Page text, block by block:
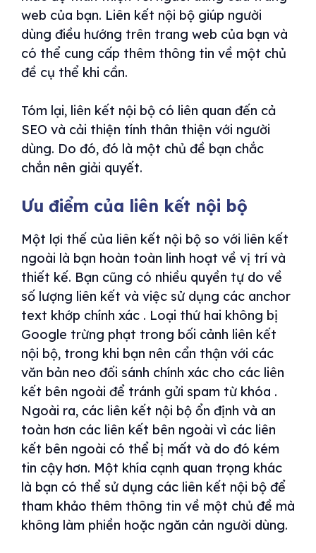
web của bạn. Liên kết nội bộ giúp người
dùng điều hướng trên trang web của bạn và
có thể cung cấp thêm thông tin về một chủ
đề cụ thể khi cần.
Tóm lại, liên kết nội bộ có liên quan đến cả
SEO và cải thiện tính thân thiện với người
dùng. Do đó, đó là một chủ đề bạn chắc
chắn nên giải quyết.
Ưu điểm của liên kết nội bộ
Một lợi thế của liên kết nội bộ so với liên kết
ngoài là bạn hoàn toàn linh hoạt về vị trí và
thiết kế. Bạn cũng có nhiều quyền tự do về
số lượng liên kết và việc sử dụng các anchor
text khớp chính xác . Loại thứ hai không bị
Google trừng phạt trong bối cảnh liên kết
nội bộ, trong khi bạn nên cẩn thận với các
văn bản neo đối sánh chính xác cho các liên
kết bên ngoài để tránh gửi spam từ khóa .
Ngoài ra, các liên kết nội bộ ổn định và an
toàn hơn các liên kết bên ngoài vì các liên
kết bên ngoài có thể bị mất và do đó kém
tin cậy hơn. Một khía cạnh quan trọng khác
là bạn có thể sử dụng các liên kết nội bộ để
tham khảo thêm thông tin về một chủ đề mà
không làm phiền hoặc ngăn cản người dùng.